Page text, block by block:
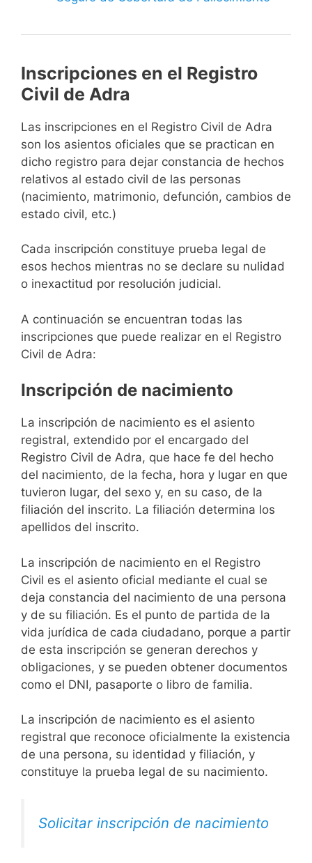
Inscripciones en el Registro
Civil de Adra
Las inscripciones en el Registro Civil de Adra
son los asientos oficiales que se practican en
dicho registro para dejar constancia de hechos
relativos al estado civil de las personas
(nacimiento, matrimonio, defunción, cambios de
estado civil, etc.)
Cada inscripción constituye prueba legal de
esos hechos mientras no se declare su nulidad
o inexactitud por resolución judicial.
A continuación se encuentran todas las
inscripciones que puede realizar en el Registro
Civil de Adra:
Inscripción de nacimiento
La inscripción de nacimiento es el asiento
registral, extendido por el encargado del
Registro Civil de Adra, que hace fe del hecho
del nacimiento, de la fecha, hora y lugar en que
tuvieron lugar, del sexo y, en su caso, de la
filiación del inscrito. La filiación determina los
apellidos del inscrito.
La inscripción de nacimiento en el Registro
Civil es el asiento oficial mediante el cual se
deja constancia del nacimiento de una persona
y de su filiación. Es el punto de partida de la
vida jurídica de cada ciudadano, porque a partir
de esta inscripción se generan derechos y
obligaciones, y se pueden obtener documentos
como el DNI, pasaporte o libro de familia.
La inscripción de nacimiento es el asiento
registral que reconoce oficialmente la existencia
de una persona, su identidad y filiación, y
constituye la prueba legal de su nacimiento.
Solicitar inscripción de nacimiento